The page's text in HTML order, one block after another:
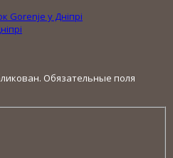
Gorenje у Дніпрі
Обязательные поля